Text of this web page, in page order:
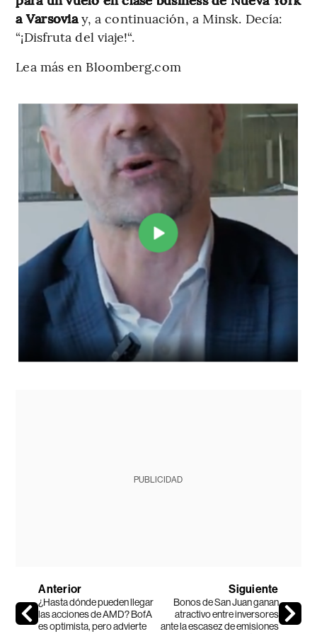
a Varsoviay, a continuación, a Minsk. Decía:
“¡Disfruta del viaje!“.
Lea más en Bloomberg.com
PUBLICIDAD
Anterior
¿Hasta dónde pueden llegar
las acciones de AMD? BofA
es optimista, pero advierte
Siguiente
Bonos de San Juan ganan
atractivo entre inversores
ante la escasez de emisiones